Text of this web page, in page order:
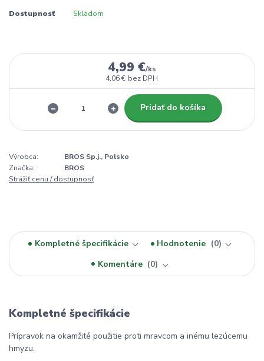
Dostupnosť Skladom
4,99 €/ks
4,06 € bez DPH
Pridať do košíka
Výrobca:
BROS Sp.j., Polsko
Značka:
BROS
Strážiť cenu / dostupnosť
Kompletné špecifikácie Hodnotenie
0
Komentáre
0
Kompletné špecifikácie
Prípravok na okamžité použitie proti mravcom a inému lezúcemu
hmyzu.